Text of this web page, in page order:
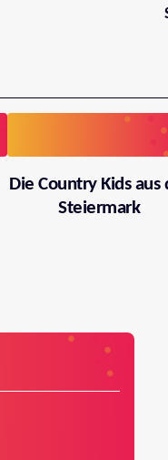
Die Country Kids aus
Steiermark